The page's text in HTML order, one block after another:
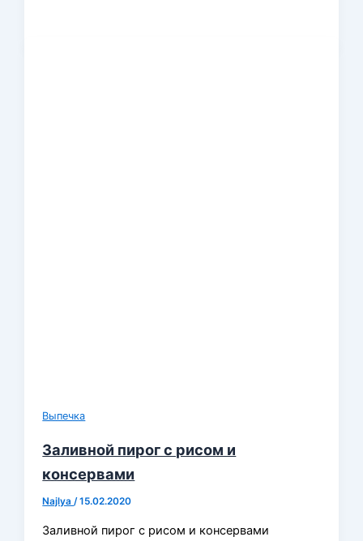
Выпечка
Заливной пирог с рисом и
консервами
Najlya/15.02.2020
Заливной пирог с рисом и консервами